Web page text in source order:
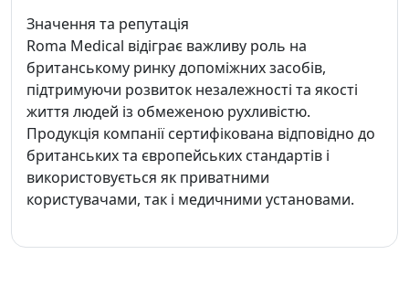
Значення та репутація
Roma Medical відіграє важливу роль на
британському ринку допоміжних засобів,
підтримуючи розвиток незалежності та якості
життя людей із обмеженою рухливістю.
Продукція компанії сертифікована відповідно до
британських та європейських стандартів і
використовується як приватними
користувачами, так і медичними установами.